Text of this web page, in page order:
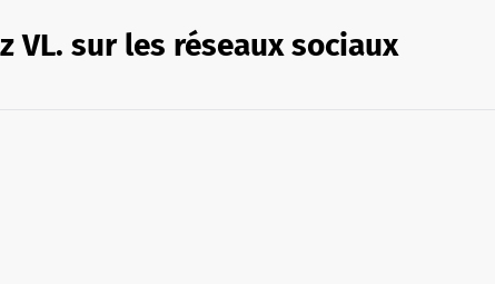
VL. sur les réseaux sociaux